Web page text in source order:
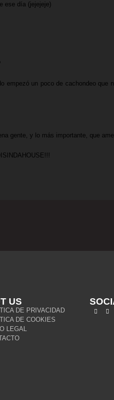
ese día (jejejeje)
un poco de cachondeo que
gente, y lo más importante, que
!!!
US
DE PRIVACIDAD
DE COOKIES
LEGAL